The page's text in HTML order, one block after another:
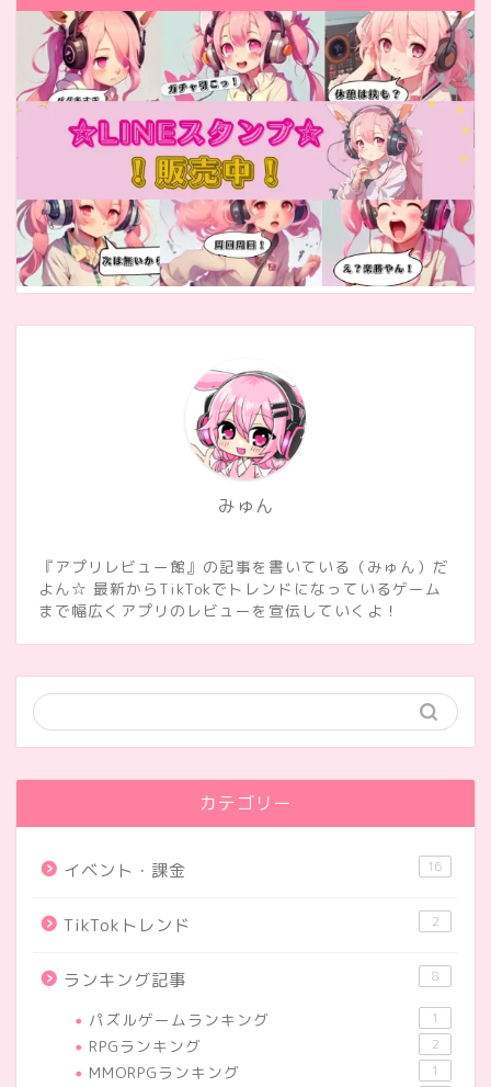
みゅん
『アプリレビュー館』の記事を書いている（みゅん）だ
よん☆ 最新からTikTokでトレンドになっているゲーム
まで幅広くアプリのレビューを宣伝していくよ！
カテゴリー
イベント・課金 16
TikTokトレンド 2
ランキング記事 8
パズルゲームランキング 1
RPGランキング 2
MMORPGランキング 1